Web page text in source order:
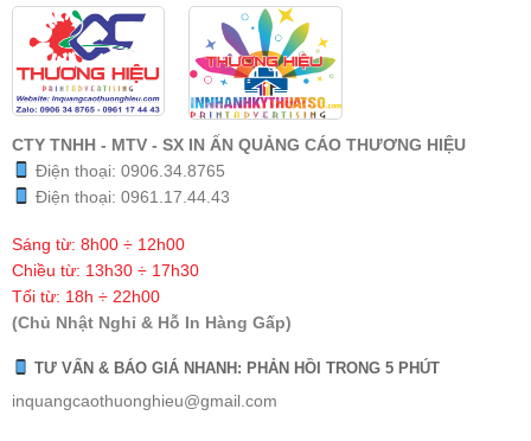
CTY TNHH - MTV - SX IN ẤN QUẢNG CÁO THƯƠNG HIỆU
Điện thoại: 0906.34.8765
Điện thoại: 0961.17.44.43
Sáng từ: 8h00 ÷ 12h00
Chiều từ: 13h30 ÷ 17h30
Tối từ: 18h ÷ 22h00
(Chủ Nhật Nghỉ & Hỗ In Hàng Gấp)
TƯ VẤN & BÁO GIÁ NHANH: PHẢN HỒI TRONG 5 PHÚT
inquangcaothuonghieu@gmail.com